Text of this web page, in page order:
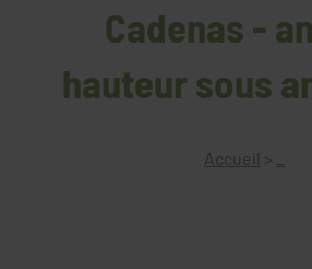
Cadenas -
hauteur sous
Accueil >